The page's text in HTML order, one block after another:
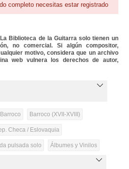
completo necesitas estar registrado
Biblioteca de la Guitarra solo tienen un
no comercial. Si algún compositor,
motivo, considera que un archivo
web vulnera los derechos de autor,
Barroco (XVII-XVIII)
Checa / Eslovaquia
pulsada solo Álbumes y Vinilos